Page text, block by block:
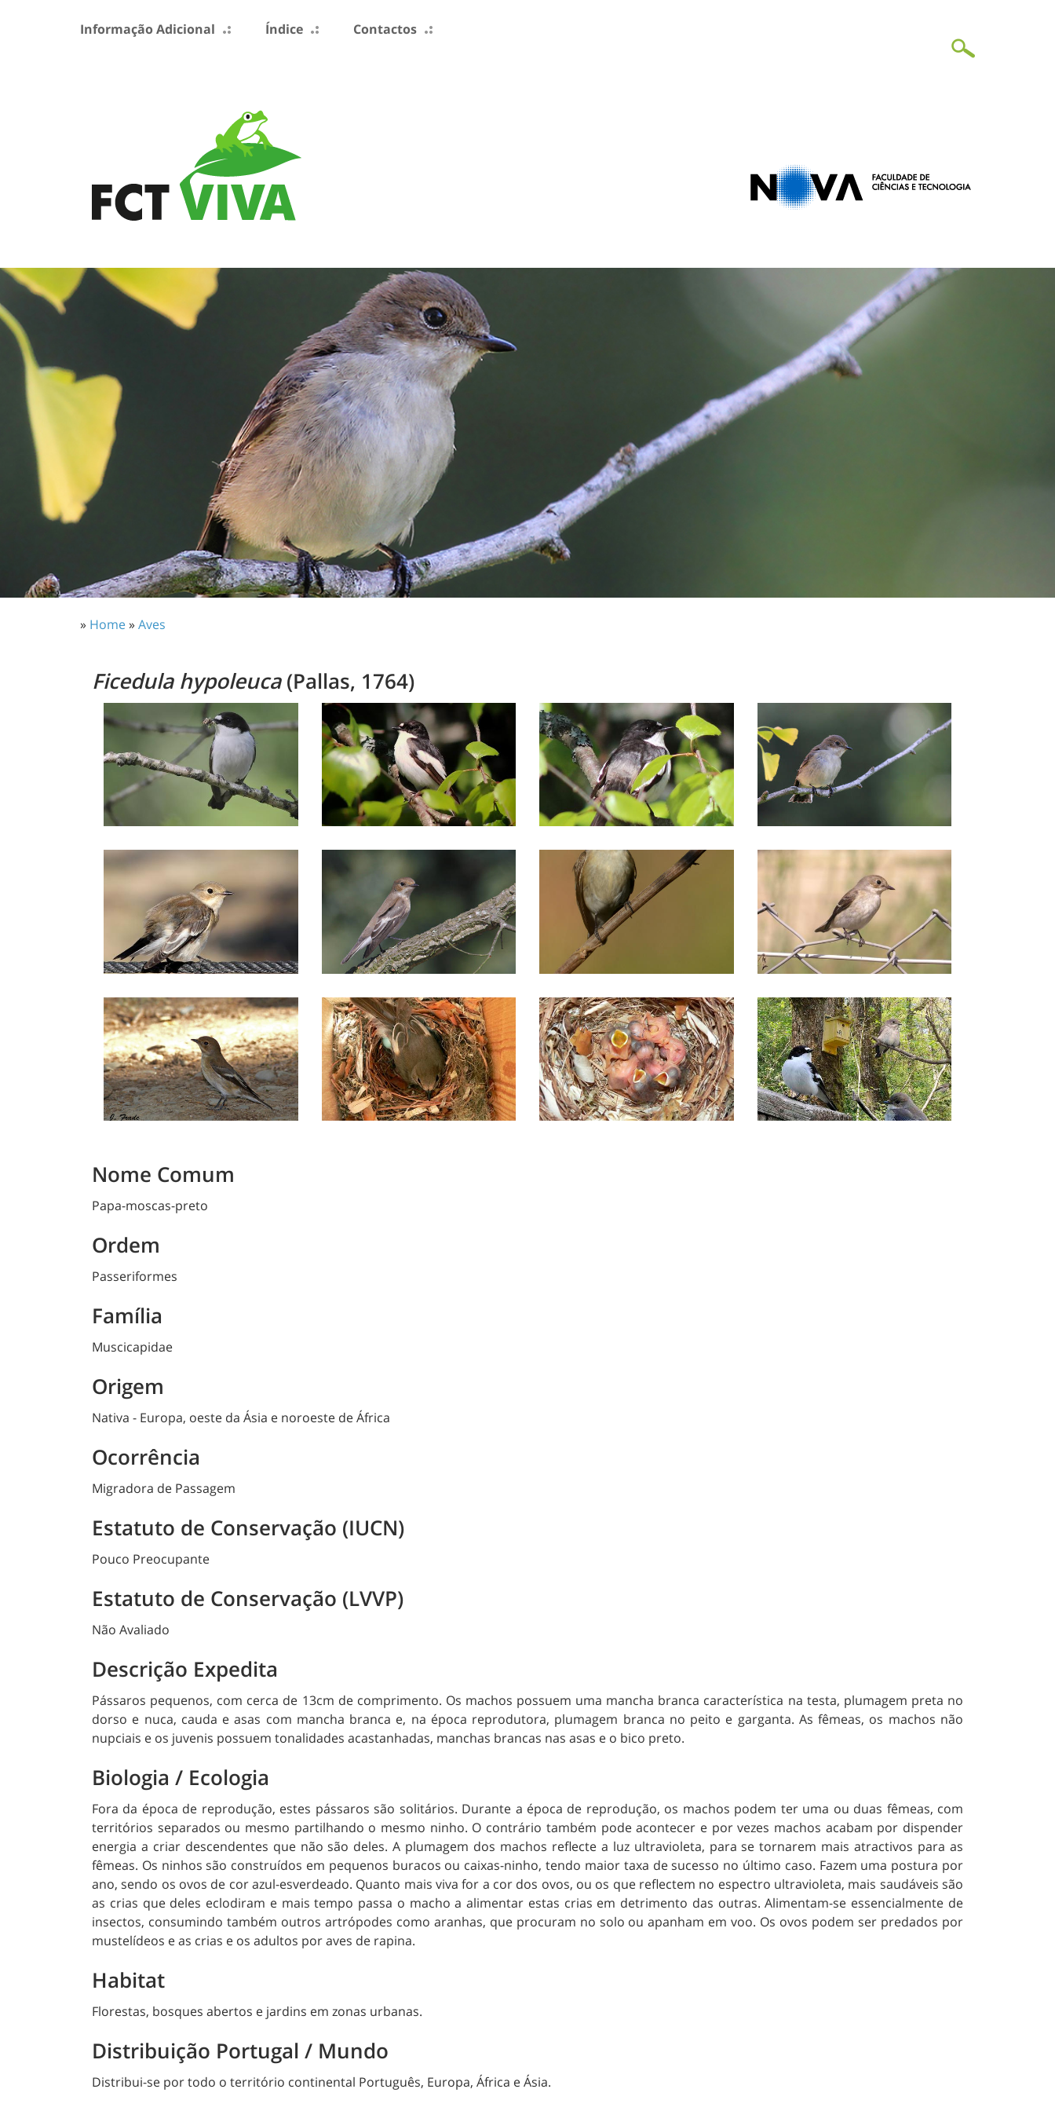
Informação Adicional Índice Contactos
» Home»Aves
Ficedula hypoleuca(Pallas, 1764)
Nome Comum
Papa-moscas-preto
Ordem
Passeriformes
Família
Muscicapidae
Origem
Nativa - Europa, oeste da Ásia e noroeste de África
Ocorrência
Migradora de Passagem
Estatuto de Conservação (IUCN)
Pouco Preocupante
Estatuto de Conservação (LVVP)
Não Avaliado
Descrição Expedita
Pássaros pequenos, com cerca de 13cm de comprimento. Os machos possuem uma mancha branca característica na testa, plumagem preta no
dorso e nuca, cauda e asas com mancha branca e, na época reprodutora, plumagem branca no peito e garganta. As fêmeas, os machos não
nupciais e os juvenis possuem tonalidades acastanhadas, manchas brancas nas asas e o bico preto.
Biologia / Ecologia
Fora da época de reprodução, estes pássaros são solitários. Durante a época de reprodução, os machos podem ter uma ou duas fêmeas, com
territórios separados ou mesmo partilhando o mesmo ninho. O contrário também pode acontecer e por vezes machos acabam por dispender
energia a criar descendentes que não são deles. A plumagem dos machos reflecte a luz ultravioleta, para se tornarem mais atractivos para as
fêmeas. Os ninhos são construídos em pequenos buracos ou caixas-ninho, tendo maior taxa de sucesso no último caso. Fazem uma postura por
ano, sendo os ovos de cor azul-esverdeado. Quanto mais viva for a cor dos ovos, ou os que reflectem no espectro ultravioleta, mais saudáveis são
as crias que deles eclodiram e mais tempo passa o macho a alimentar estas crias em detrimento das outras. Alimentam-se essencialmente de
insectos, consumindo também outros artrópodes como aranhas, que procuram no solo ou apanham em voo. Os ovos podem ser predados por
mustelídeos e as crias e os adultos por aves de rapina.
Habitat
Florestas, bosques abertos e jardins em zonas urbanas.
Distribuição Portugal / Mundo
Distribui-se por todo o território continental Português, Europa, África e Ásia.